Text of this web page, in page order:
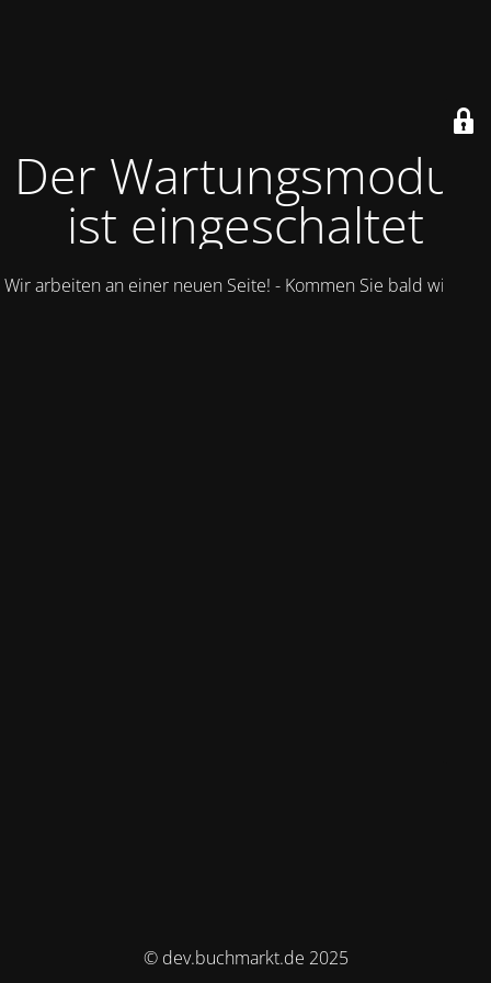
Der Wartungsmodus
ist eingeschaltet
Wir arbeiten an einer neuen Seite! - Kommen Sie bald wieder.
© dev.buchmarkt.de 2025